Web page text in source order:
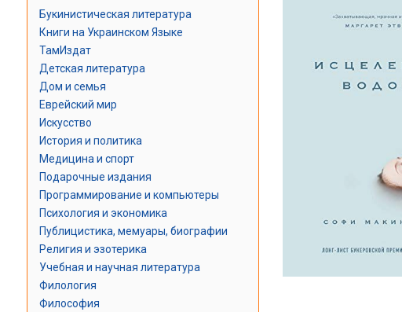
Букинистическая литература
Книги на Украинском Языке
ТамИздат
Детская литература
Дом и семья
Еврейский мир
Искусство
История и политика
Медицина и спорт
Подарочные издания
Программирование и компьютеры
Психология и экономика
Публицистика, мемуары, биографии
Религия и эзотерика
Учебная и научная литература
Филология
Философия